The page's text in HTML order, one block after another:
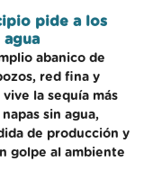
pide a los
agua
abanico de
red fina y
la sequía más
sin agua,
de producción y
golpe al ambiente